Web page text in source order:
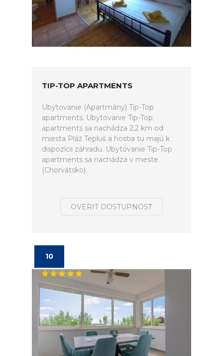
TIP-TOP APARTMENTS
Ubytovanie (Apartmány) Tip-Top
apartments. Ubytovanie Tip-Top
apartments sa nachádza 2,2 km od
miesta Pláž Tepluš a hostia tu majú k
dispozícii záhradu. Ubytovanie Tip-Top
apartments sa nachádza v meste
(Chorvátsko).
OVERIŤ DOSTUPNOSŤ
10